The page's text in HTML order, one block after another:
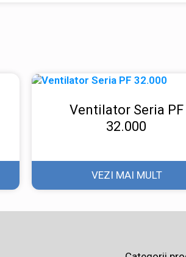
Ventilator Seria PF
32.000
VEZI MAI MULT